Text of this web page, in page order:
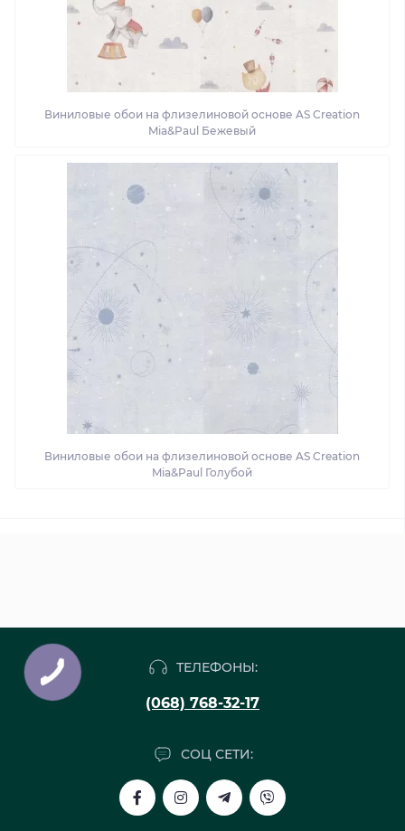
Виниловые обои на флизелиновой основе AS Creation
Mia&Paul Бежевый
Виниловые обои на флизелиновой основе AS Creation
Mia&Paul Голубой
ТЕЛЕФОНЫ:
(068) 768-32-17
СОЦ СЕТИ: